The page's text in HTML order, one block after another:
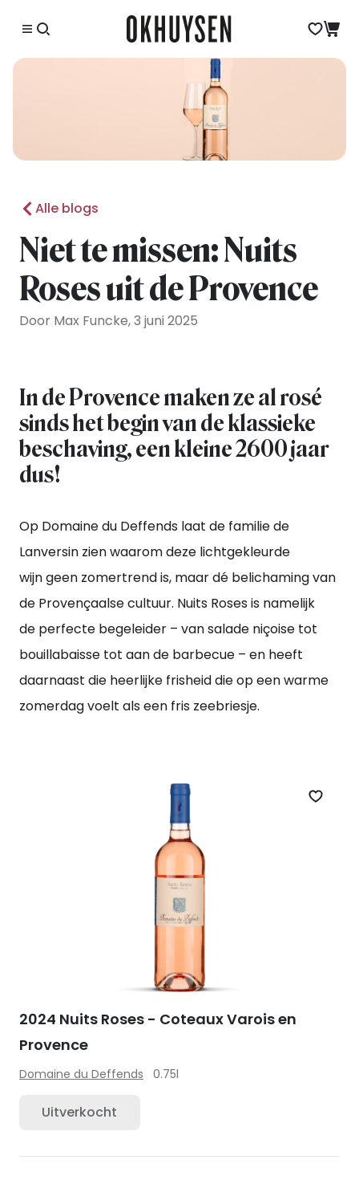
Alle blogs
Niet te missen: Nuits
Roses uit de Provence
Door Max Funcke, 3 juni 2025
In de Provence maken ze al rosé
sinds het begin van de klassieke
beschaving, een kleine 2600 jaar
dus!
Op Domaine du Deffends laat de familie de
Lanversin zien waarom deze lichtgekleurde
wijn geen zomertrend is, maar dé belichaming van
de Provençaalse cultuur. Nuits Roses is namelijk
de perfecte begeleider – van salade niçoise tot
bouillabaisse tot aan de barbecue – en heeft
daarnaast die heerlijke frisheid die op een warme
zomerdag voelt als een fris zeebriesje.
Zet
2024 Nuits Roses - Coteaux Varois en
Provence
Domaine du Deffends 0.75l
Uitverkocht